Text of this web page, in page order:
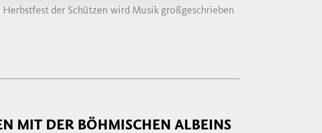
der Schützen wird Musik großgeschrieben
MIT DER BÖHMISCHEN ALBEINS